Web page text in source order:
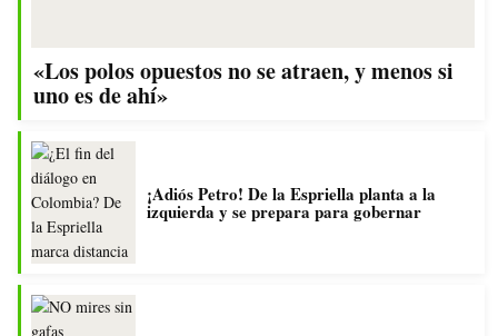
«Los polos opuestos no se atraen, y menos si
uno es de ahí»
¡Adiós Petro! De la Espriella planta a la
izquierda y se prepara para gobernar